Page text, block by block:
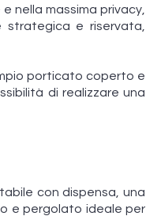
nella massima privacy,
strategica e riservata,
porticato coperto e
di realizzare una
con dispensa, una
e pergolato ideale per